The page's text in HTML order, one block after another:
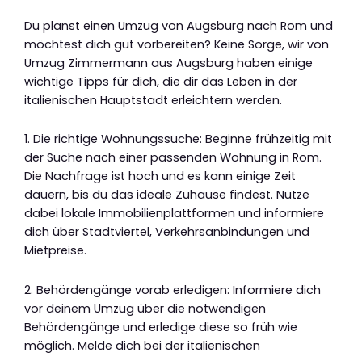
Du planst einen Umzug von Augsburg nach Rom und
möchtest dich gut vorbereiten? Keine Sorge, wir von
Umzug Zimmermann aus Augsburg haben einige
wichtige Tipps für dich, die dir das Leben in der
italienischen Hauptstadt erleichtern werden.
1. Die richtige Wohnungssuche: Beginne frühzeitig mit
der Suche nach einer passenden Wohnung in Rom.
Die Nachfrage ist hoch und es kann einige Zeit
dauern, bis du das ideale Zuhause findest. Nutze
dabei lokale Immobilienplattformen und informiere
dich über Stadtviertel, Verkehrsanbindungen und
Mietpreise.
2. Behördengänge vorab erledigen: Informiere dich
vor deinem Umzug über die notwendigen
Behördengänge und erledige diese so früh wie
möglich. Melde dich bei der italienischen